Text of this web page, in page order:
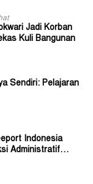
Jadi Korban
Kuli Bangunan
Sendiri: Pelajaran
Indonesia
Administratif